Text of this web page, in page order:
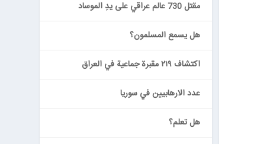
مقتل 730 عالم عراقي على يدِ الموساد
هل يسمع المسلمون؟
اكتشاف ٢١٩ مقبرة جماعية في العراق
عدد الارهابيين في سوريا
هل تعلم؟